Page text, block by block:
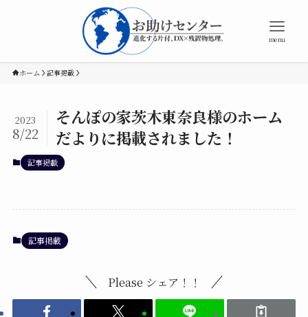
menu
ホーム 記事掲載
そんぽの家茨木東奈良様のホーム
だよりに掲載されました！
2023
8/22
記事掲載
記事掲載
Please シェア！！